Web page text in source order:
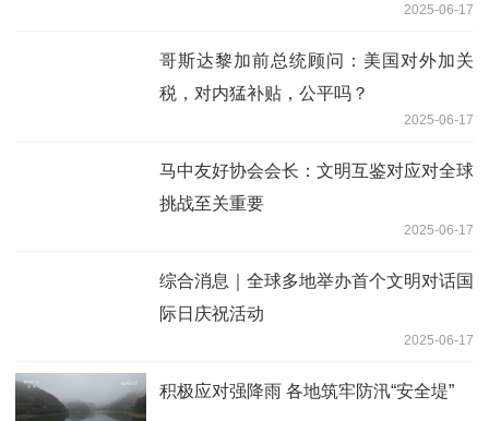
2025-06-17
哥斯达黎加前总统顾问：美国对外加关
税，对内猛补贴，公平吗？
2025-06-17
马中友好协会会长：文明互鉴对应对全球
挑战至关重要
2025-06-17
综合消息｜全球多地举办首个文明对话国
际日庆祝活动
2025-06-17
积极应对强降雨 各地筑牢防汛“安全堤”